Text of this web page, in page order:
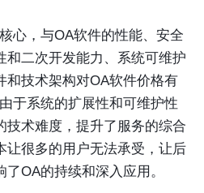
心，与OA软件的性能、安全
和二次开发能力、系统可维护
和技术架构对OA软件价格有
于系统的扩展性和可维护性
技术难度，提升了服务的综合
让很多的用户无法承受，让后
OA的持续和深入应用。